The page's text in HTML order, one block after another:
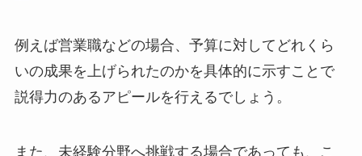
例えば営業職などの場合、予算に対してどれくら
いの成果を上げられたのかを具体的に示すことで
説得力のあるアピールを行えるでしょう。
また、未経験分野へ挑戦する場合であっても、こ